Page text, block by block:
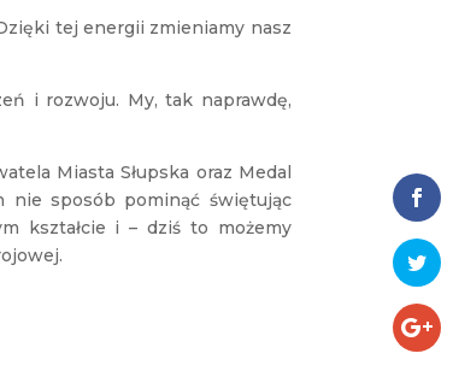
tej energii zmieniamy nasz
i rozwoju. My, tak naprawdę,
Miasta Słupska oraz Medal
nie sposób pominąć świętując
kształcie i – dziś to możemy